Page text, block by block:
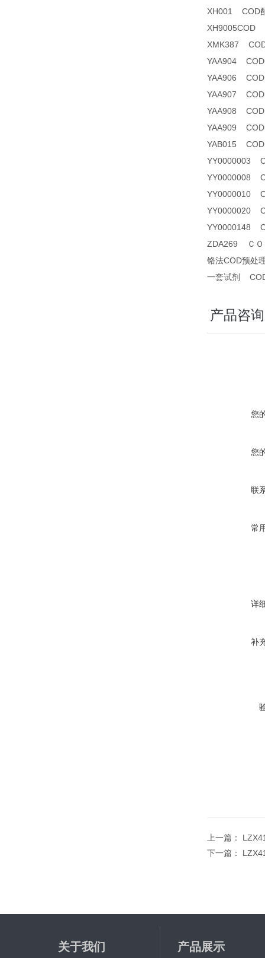
XH001 COD
XH9005COD
XMK387
YAA904 COD
YAA906
YAA907
YAA908
YAA909
YAB015
YY0000003
YY0000008
YY0000010
YY0000020
YY0000148
ZDA269 ＣＯ
铬法COD预处
一套试剂
产品咨询
您
您
联
常
详
补
上一篇：
下一篇：
关于我们 产品展示